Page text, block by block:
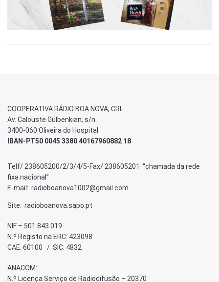
COOPERATIVA RÁDIO BOA NOVA, CRL
Av. Calouste Gulbenkian, s/n
3400-060 Oliveira do Hospital
IBAN-PT50 0045 3380 40167960882 18
Telf/ 238605200/2/3/4/5-Fax/ 238605201 “chamada da rede
fixa nacional”
E-mail: radioboanova1002@gmail.com
Site: radioboanova.sapo.pt
NIF – 501 843 019
N.º Registo na ERC: 423098
CAE: 60100 / SIC: 4832
ANACOM:
N.º Licença Serviço de Radiodifusão – 20370